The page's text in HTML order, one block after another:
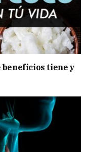
beneficios tiene y